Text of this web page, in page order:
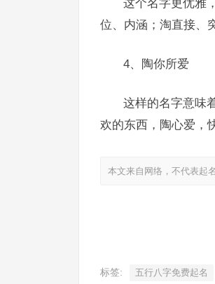
这个名字更优雅
位、内涵；淘直接、
4、陶你所爱
这样的名字意味
欢的东西，陶心爱，
本文来自网络，不代表起
标签: 五行八字免费起名